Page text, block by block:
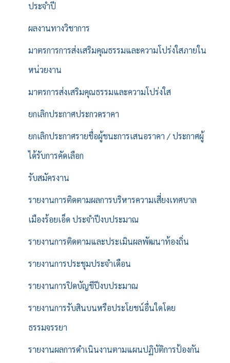
ประจำปี
ผลงานทางวิชาการ
มาตรการการส่งเสริมคุณธรรมและความโปร่งใสภายใน
หน่วยงาน
มาตรการส่งเสริมคุณธรรมและความโปร่งใส
ยกเลิกประกาศประกวดราคา
ยกเลิกประกาศรายชื่อผู้ชนะการเสนอราคา / ประกาศผู้
ได้รับการคัดเลือก
รับสมัครงาน
รายงานการติดตามผลการบริหารความเสี่ยงเทศบาล
เมืองร้อยเอ็ด ประจำปีงบประมาณ
รายงานการติดตามและประเมินผลพัฒนาท้องถิ่น
รายงานการประชุมประจำเดือน
รายงานการปิดบัญชีปีงบประมาณ
รายงานการรับสินบนหรือประโยชน์อื่นใดโดย
ธรรมจรรยา
รายงานผลการดำเนินงานตามแผนปฏิบัติการป้องกัน